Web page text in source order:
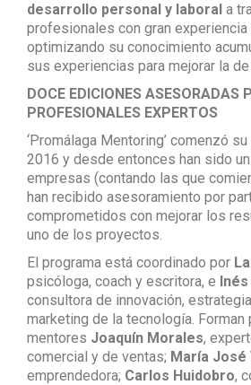
desarrollo personal y laboral a
profesionales con gran experiencia
optimizando su conocimiento
sus experiencias para mejorar la
DOCE EDICIONES ASESORADAS
PROFESIONALES EXPERTOS
‘Promálaga Mentoring’ comenzó
2016 y desde entonces han sido
empresas (contando las que
han recibido asesoramiento por
comprometidos con mejorar los
uno de los proyectos.
El programa está coordinado por
psicóloga, coach y escritora, e
consultora de innovación,
marketing de la tecnología.
mentores Joaquín Morales,
comercial y de ventas; María José
emprendedora; Carlos Huidobro,